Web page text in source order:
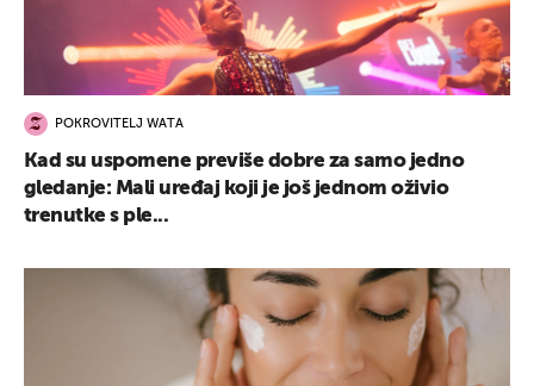
POKROVITELJ WATA
Kad su uspomene previše dobre za samo jedno
gledanje: Mali uređaj koji je još jednom oživio
trenutke s ple...